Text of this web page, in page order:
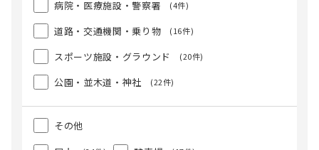
病院・医療施設・警察署 (4件)
道路・交通機関・乗り物 (16件)
スポーツ施設・グラウンド (20件)
公園・並木道・神社 (22件)
その他